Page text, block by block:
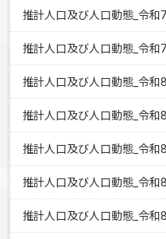
推計人口及び人口動態_令和
推計人口及び人口動態_令和
推計人口及び人口動態_令和
推計人口及び人口動態_令和
推計人口及び人口動態_令和
推計人口及び人口動態_令和
推計人口及び人口動態_令和